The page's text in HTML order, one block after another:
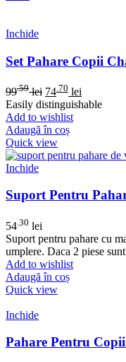
Inchide
Set Pahare Copii
99.59 lei 74 .70 lei
Easily distinguishable
Add to wishlist
Adaugă în coș
Quick view
Inchide
Suport Pentru
54 .30 lei
Suport pentru pahare cu
umplere. Daca 2 piese
Add to wishlist
Adaugă în coș
Quick view
Inchide
Pahare Pentru Copii